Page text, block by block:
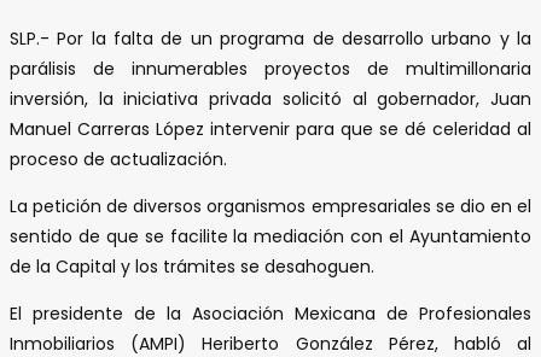
SLP.- Por la falta de un programa de desarrollo urbano y la
parálisis de innumerables proyectos de multimillonaria
inversión, la iniciativa privada solicitó al gobernador, Juan
Manuel Carreras López intervenir para que se dé celeridad al
proceso de actualización.
La petición de diversos organismos empresariales se dio en el
sentido de que se facilite la mediación con el Ayuntamiento
de la Capital y los trámites se desahoguen.
El presidente de la Asociación Mexicana de Profesionales
Inmobiliarios (AMPI) Heriberto González Pérez, habló al